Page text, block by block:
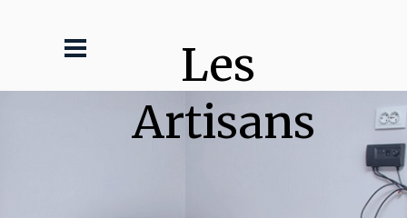
Les
Artisans